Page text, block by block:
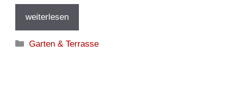
weiterlesen
Kategorien
Garten & Terrasse